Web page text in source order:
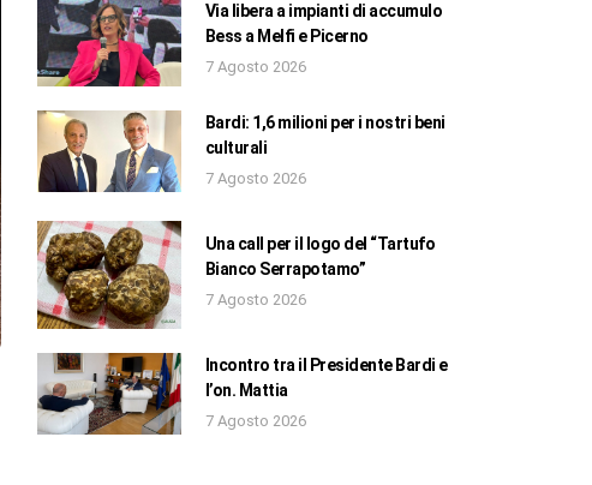
Via libera a impianti di accumulo
Bess a Melfi e Picerno
7 Agosto 2026
Bardi: 1,6 milioni per i nostri beni
culturali
7 Agosto 2026
Una call per il logo del “Tartufo
Bianco Serrapotamo”
7 Agosto 2026
Incontro tra il Presidente Bardi e
l’on. Mattia
7 Agosto 2026